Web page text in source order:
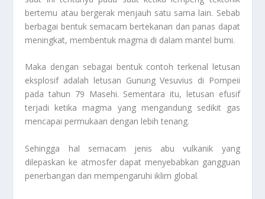
bertemu atau bergerak menjauh satu sama lain. Sebab
berbagai bentuk semacam bertekanan dan panas dapat
meningkat, membentuk magma di dalam mantel bumi.
Maka dengan sebagai bentuk contoh terkenal letusan
eksplosif adalah letusan Gunung Vesuvius di Pompeii
pada tahun 79 Masehi. Sementara itu, letusan efusif
terjadi ketika magma yang mengandung sedikit gas
mencapai permukaan dengan lebih tenang.
Sehingga hal semacam jenis abu vulkanik yang
dilepaskan ke atmosfer dapat menyebabkan gangguan
penerbangan dan mempengaruhi iklim global.